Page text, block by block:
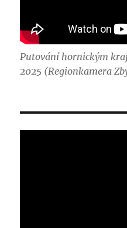
Putování hornickým
2025 (Regionkamera